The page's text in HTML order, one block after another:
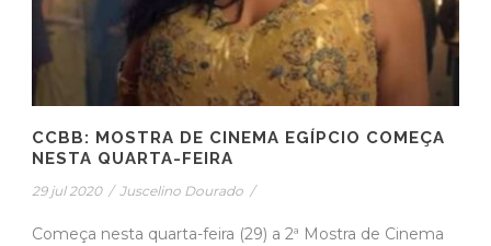
CCBB: MOSTRA DE CINEMA EGÍPCIO COMEÇA
NESTA QUARTA-FEIRA
29 jul 2020 / Juscelino Dourado /
Começa nesta quarta-feira (29) a 2ª Mostra de Cinema